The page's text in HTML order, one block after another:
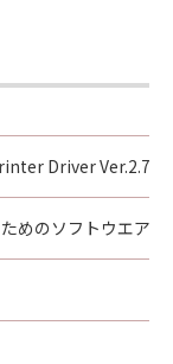
Driver Ver.2.72
めのソフトウエアで